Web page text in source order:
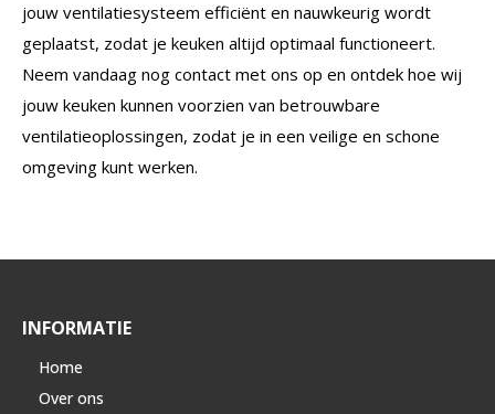
jouw ventilatiesysteem efficiënt en nauwkeurig wordt
geplaatst, zodat je keuken altijd optimaal functioneert.
Neem vandaag nog contact met ons op en ontdek hoe wij
jouw keuken kunnen voorzien van betrouwbare
ventilatieoplossingen, zodat je in een veilige en schone
omgeving kunt werken.
INFORMATIE
Home
Over ons